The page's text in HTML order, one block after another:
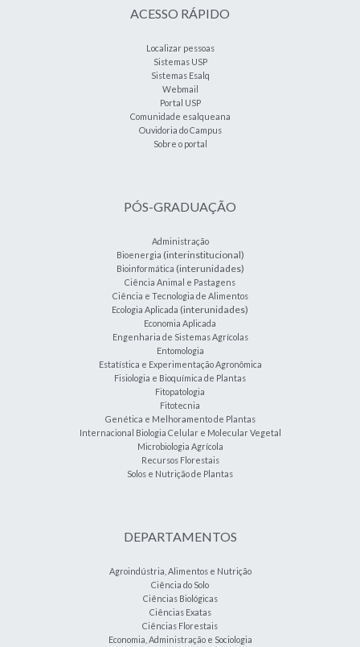
ACESSO RÁPIDO
Localizar pessoas
Sistemas USP
Sistemas Esalq
Webmail
Portal USP
Comunidade esalqueana
Ouvidoria do Campus
Sobre o portal
PÓS-GRADUAÇÃO
Administração
Bioenergia (interinstitucional)
Bioinformática (interunidades)
Ciência Animal e Pastagens
Ciência e Tecnologia de Alimentos
Ecologia Aplicada (interunidades)
Economia Aplicada
Engenharia de Sistemas Agrícolas
Entomologia
Estatística e Experimentação Agronômica
Fisiologia e Bioquímica de Plantas
Fitopatologia
Fitotecnia
Genética e Melhoramento de Plantas
Internacional Biologia Celular e Molecular Vegetal
Microbiologia Agrícola
Recursos Florestais
Solos e Nutrição de Plantas
DEPARTAMENTOS
Agroindústria, Alimentos e Nutrição
Ciência do Solo
Ciências Biológicas
Ciências Exatas
Ciências Florestais
Economia, Administração e Sociologia